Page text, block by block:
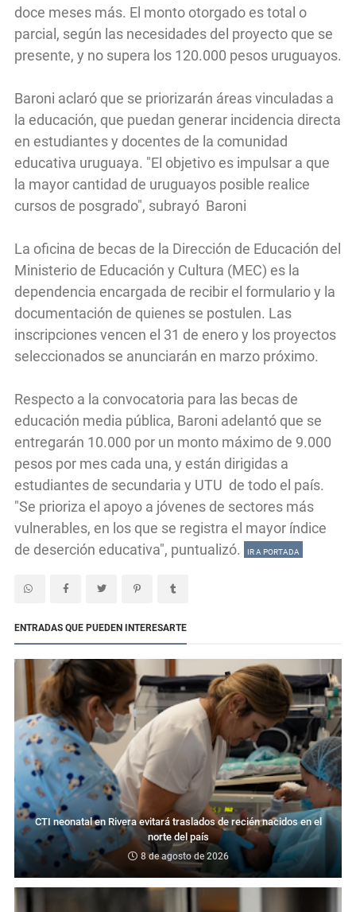
doce meses más. El monto otorgado es total o
parcial, según las necesidades del proyecto que se
presente, y no supera los 120.000 pesos uruguayos.
Baroni aclaró que se priorizarán áreas vinculadas a
la educación, que puedan generar incidencia directa
en estudiantes y docentes de la comunidad
educativa uruguaya. "El objetivo es impulsar a que
la mayor cantidad de uruguayos posible realice
cursos de posgrado", subrayó Baroni
La oficina de becas de la Dirección de Educación del
Ministerio de Educación y Cultura (MEC) es la
dependencia encargada de recibir el formulario y la
documentación de quienes se postulen. Las
inscripciones vencen el 31 de enero y los proyectos
seleccionados se anunciarán en marzo próximo.
Respecto a la convocatoria para las becas de
educación media pública, Baroni adelantó que se
entregarán 10.000 por un monto máximo de 9.000
pesos por mes cada una, y están dirigidas a
estudiantes de secundaria y UTU de todo el país.
"Se prioriza el apoyo a jóvenes de sectores más
vulnerables, en los que se registra el mayor índice
de deserción educativa", puntualizó.
IR A PORTADA
ENTRADAS QUE PUEDEN INTERESARTE
CTI neonatal en Rivera evitará traslados de recién nacidos en el
norte del país
8 de agosto de 2026